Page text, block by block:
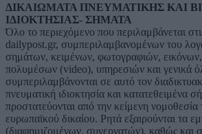
ΔΙΚΑΙΩΜΑΤΑ ΠΝΕΥΜΑΤΙΚΗΣ ΚΑΙ
ΙΔΙΟΚΤΗΣΙΑΣ- ΣΗΜΑΤΑ
Όλο το περιεχόμενο που περιλαμβάνεται
dailypost.gr, συμπεριλαμβανομένων του
σημάτων, κειμένων, φωτογραφιών,
πολυμέσων (video), υπηρεσιών και γενικά
συμπεριλαμβάνονται σε αυτό τον
πνευματική ιδιοκτησία και κατατεθειμένα
προστατεύονται από την κείμενη νομοθεσία
ευρωπαϊκού δικαίου. Ρητά εξαιρούνται τα
(διαφημιζομένων, συνεργατών), καθώς και